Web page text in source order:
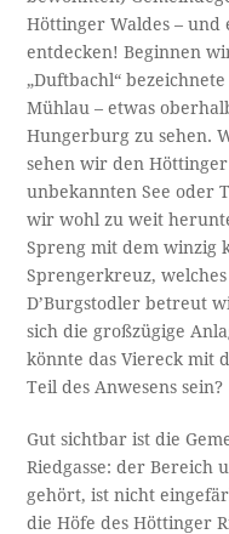
Höttinger Waldes – und
entdecken! Beginnen
„Duftbachl“
Mühlau – etwas
Hungerburg zu sehen.
sehen wir den
unbekannten See oder
wir wohl zu weit
Spreng mit dem winzig
Sprengerkreuz,
D’Burgstodler betreut
sich die großzügige
könnte das Viereck mit
Teil des Anwesens sein?
Gut sichtbar ist die
Riedgasse: der Bereich
gehört, ist nicht
die Höfe des Höttinger